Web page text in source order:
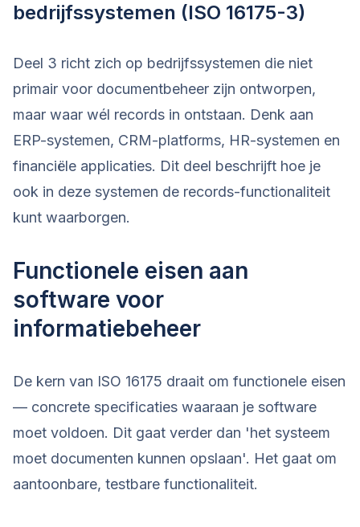
bedrijfssystemen (ISO 16175-3)
Deel 3 richt zich op bedrijfssystemen die niet
primair voor documentbeheer zijn ontworpen,
maar waar wél records in ontstaan. Denk aan
ERP-systemen, CRM-platforms, HR-systemen en
financiële applicaties. Dit deel beschrijft hoe je
ook in deze systemen de records-functionaliteit
kunt waarborgen.
Functionele eisen aan
software voor
informatiebeheer
De kern van ISO 16175 draait om functionele eisen
— concrete specificaties waaraan je software
moet voldoen. Dit gaat verder dan 'het systeem
moet documenten kunnen opslaan'. Het gaat om
aantoonbare, testbare functionaliteit.